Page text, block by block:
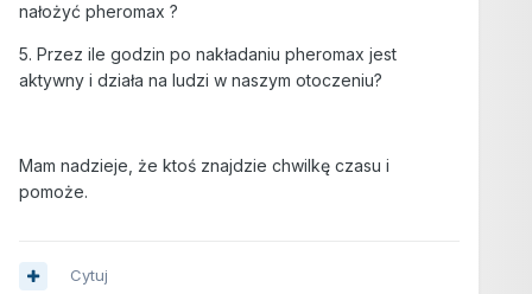
nałożyć pheromax ?
5. Przez ile godzin po nakładaniu pheromax jest
aktywny i działa na ludzi w naszym otoczeniu?
Mam nadzieje, że ktoś znajdzie chwilkę czasu i
pomoże.
Cytuj